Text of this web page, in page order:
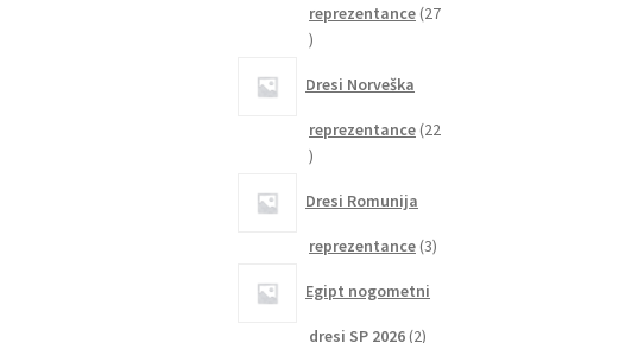
reprezentance 27
27
Dresi Norveška
reprezentance 22
22
Dresi Romunija
reprezentance 33
Egipt nogometni
dresi SP 2026 22